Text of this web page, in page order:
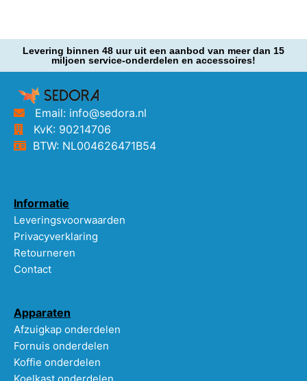
Levering binnen 48 uur uit een aanbod van meer dan 15
miljoen service-onderdelen en accessoires!
Email: info@sedora.nl
KvK: 90214706
BTW: NL004626471B54
Informatie
Leveringsvoorwaarden
Privacyverklaring
Retourneren
Contact
Apparaten
Afzuigkap onderdelen
Fornuis onderdelen
Koffie onderdelen